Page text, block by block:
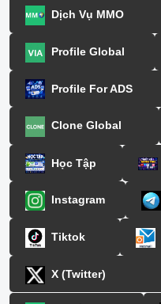
Dịch Vụ MMO
Profile Global
Profile For ADS
Clone Global
Học Tập
Instagram
Tiktok
X (Twitter)